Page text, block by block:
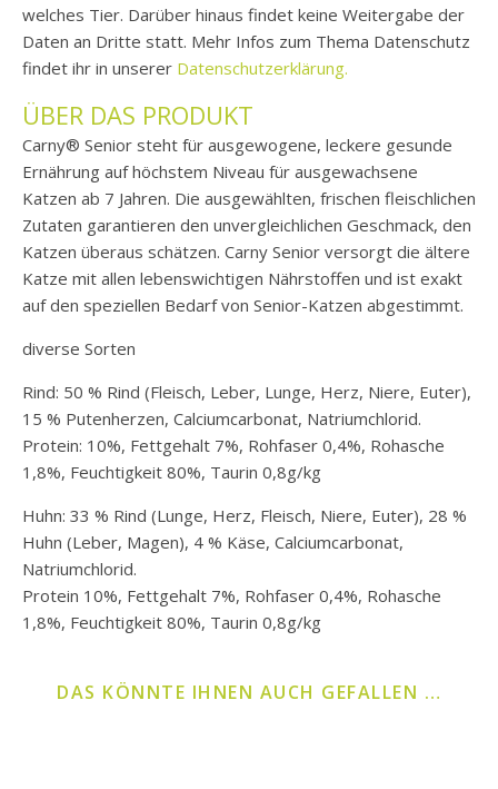
welches Tier. Darüber hinaus findet keine Weitergabe der
Daten an Dritte statt. Mehr Infos zum Thema Datenschutz
findet ihr in unserer Datenschutzerklärung.
ÜBER DAS PRODUKT
Carny® Senior steht für ausgewogene, leckere gesunde
Ernährung auf höchstem Niveau für ausgewachsene
Katzen ab 7 Jahren. Die ausgewählten, frischen fleischlichen
Zutaten garantieren den unvergleichlichen Geschmack, den
Katzen überaus schätzen. Carny Senior versorgt die ältere
Katze mit allen lebenswichtigen Nährstoffen und ist exakt
auf den speziellen Bedarf von Senior-Katzen abgestimmt.
diverse Sorten
Rind: 50 % Rind (Fleisch, Leber, Lunge, Herz, Niere, Euter),
15 % Putenherzen, Calciumcarbonat, Natriumchlorid.
Protein: 10%, Fettgehalt 7%, Rohfaser 0,4%, Rohasche
1,8%, Feuchtigkeit 80%, Taurin 0,8g/kg
Huhn: 33 % Rind (Lunge, Herz, Fleisch, Niere, Euter), 28 %
Huhn (Leber, Magen), 4 % Käse, Calciumcarbonat,
Natriumchlorid.
Protein 10%, Fettgehalt 7%, Rohfaser 0,4%, Rohasche
1,8%, Feuchtigkeit 80%, Taurin 0,8g/kg
DAS KÖNNTE IHNEN AUCH GEFALLEN …